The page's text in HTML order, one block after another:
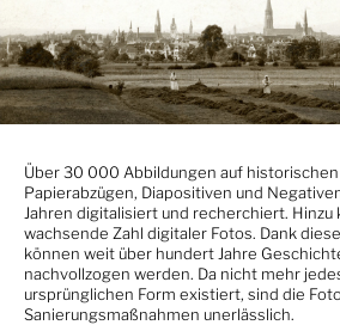
Über 30 000 Abbildungen auf
Papierabzügen, Diapositiven und
Jahren digitalisiert und recherchiert.
wachsende Zahl digitaler Fotos. Dank
können weit über hundert Jahre
nachvollzogen werden. Da nicht mehr
ursprünglichen Form existiert, sind die
Sanierungsmaßnahmen unerlässlich.